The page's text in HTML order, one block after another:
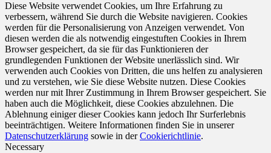
Diese Website verwendet Cookies, um Ihre Erfahrung zu
verbessern, während Sie durch die Website navigieren. Cookies
werden für die Personalisierung von Anzeigen verwendet. Von
diesen werden die als notwendig eingestuften Cookies in Ihrem
Browser gespeichert, da sie für das Funktionieren der
grundlegenden Funktionen der Website unerlässlich sind. Wir
verwenden auch Cookies von Dritten, die uns helfen zu analysieren
und zu verstehen, wie Sie diese Website nutzen. Diese Cookies
werden nur mit Ihrer Zustimmung in Ihrem Browser gespeichert. Sie
haben auch die Möglichkeit, diese Cookies abzulehnen. Die
Ablehnung einiger dieser Cookies kann jedoch Ihr Surferlebnis
beeinträchtigen. Weitere Informationen finden Sie in unserer
Datenschutzerklärung sowie in derCookierichtlinie.
Necessary